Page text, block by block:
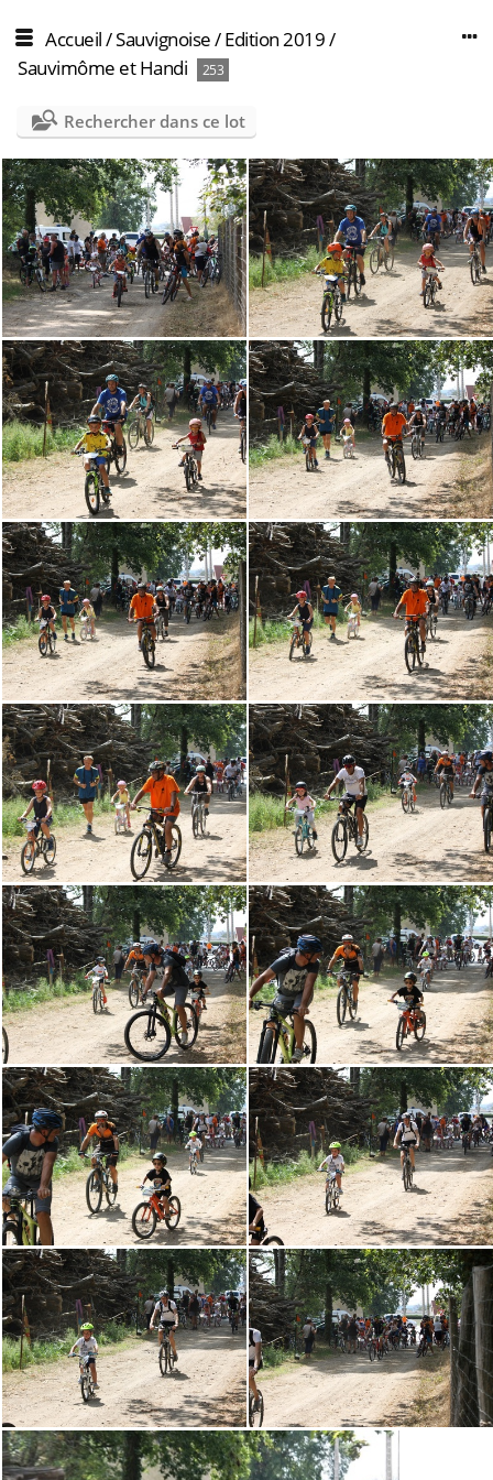
Accueil/Sauvignoise/Edition 2019/
Sauvimôme et Handi
253
Rechercher dans ce lot